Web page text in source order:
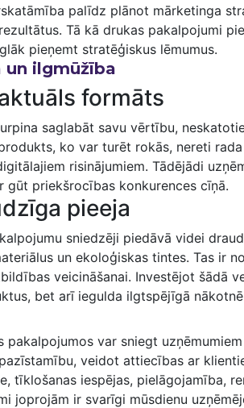
palīdz plānot mārketinga
Tā kā drukas pakalpojumi
pieņemt stratēģiskus lēmumus.
un ilgmūžība
formāts
⁤saglabāt‍ savu ⁤vērtību,
ko ⁤var⁢ turēt rokās,​ nereti
risinājumiem. Tādējādi
gūt priekšrocības konkurences cīņā.
pieeja
sniedzēji piedāvā videi
un ekoloģiskas tintes. Tas ir
‌veicināšanai. Investējot ⁤šādā
bet arī iegulda ilgtspējīgā
⁢pakalpojumos var sniegt
veidot attiecības ar
⁣tīklošanas ⁣iespējas, pielāgojamība,
joprojām ir svarīgi ​mūsdienu